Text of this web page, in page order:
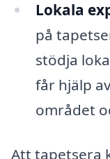
Lokala
på
stödja
får hjälp
området
Att tapetsera